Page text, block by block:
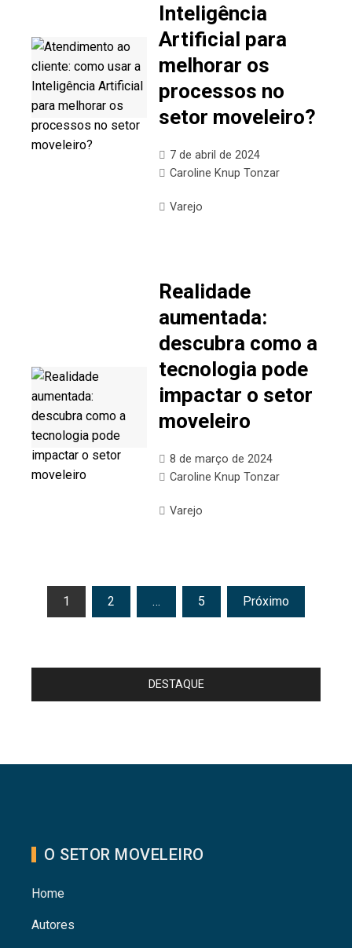
Inteligência
Artificial para
melhorar os
processos no
setor moveleiro?
7 de abril de 2024
Caroline Knup Tonzar
Varejo
Realidade
aumentada:
descubra como a
tecnologia pode
impactar o setor
moveleiro
8 de março de 2024
Caroline Knup Tonzar
Varejo
Paginação
posts
1 2 … 5 Próximo
DESTAQUE
O SETOR MOVELEIRO
Home
Autores